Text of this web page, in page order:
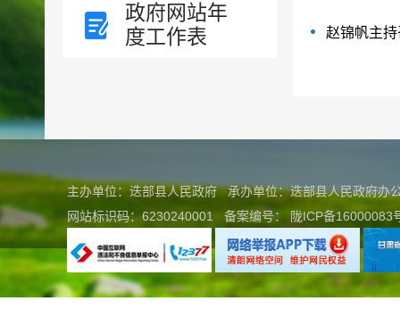
政府网站年
度工作表
赵锦帆主
主办单位：迭部县人民政府 承办单位：迭部县人民政府
网站标识码：6230240001
备案编号： 陇ICP备16000083